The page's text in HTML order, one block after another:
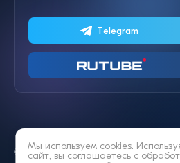
Telegram
© 2014—2026 «Lifestyle»
Мы используем cookies.
сайт, вы соглашаетесь с